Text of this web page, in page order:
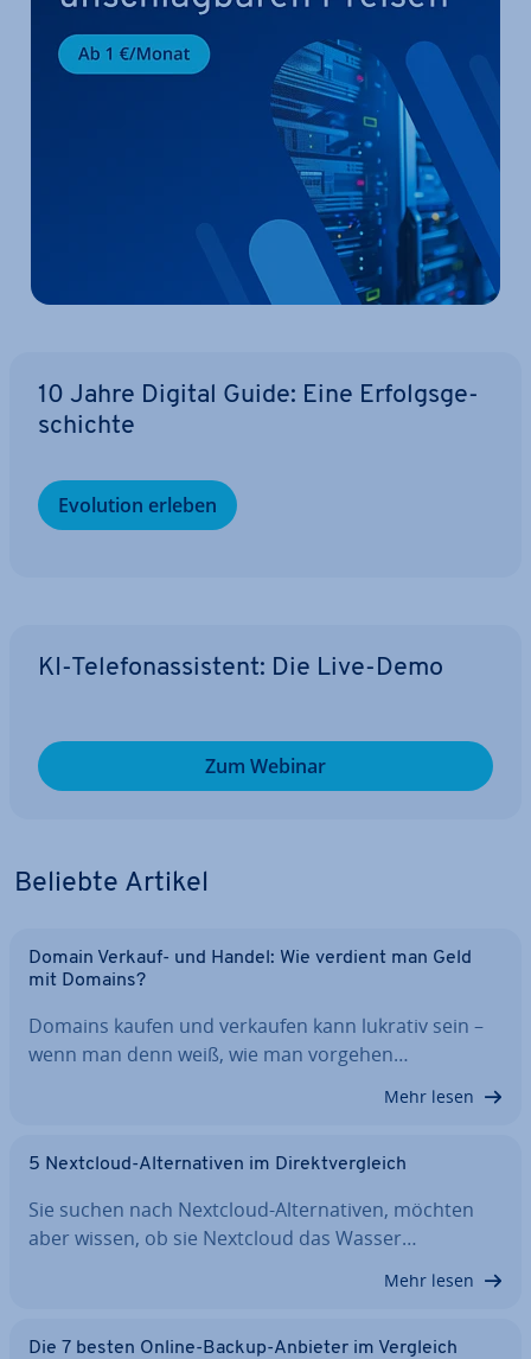
10 Jahre Digital Guide: Eine Er­folgs­ge­
schich­te
Evolution erleben
KI-Te­le­fon­as­sis­tent: Die Live-Demo
Zum Webinar
Beliebte Artikel
Domain Verkauf- und Handel: Wie verdient man Geld
mit Domains?
Domains kaufen und verkaufen kann lukrativ sein –
wenn man denn weiß, wie man vorgehen…
Mehr lesen
5 Nextcloud-Al­ter­na­ti­ven im Di­rekt­ver­gleich
Sie suchen nach Nextcloud-Al­ter­na­ti­ven, möchten
aber wissen, ob sie Nextcloud das Wasser…
Mehr lesen
Die 7 besten Online-Backup-Anbieter im Vergleich